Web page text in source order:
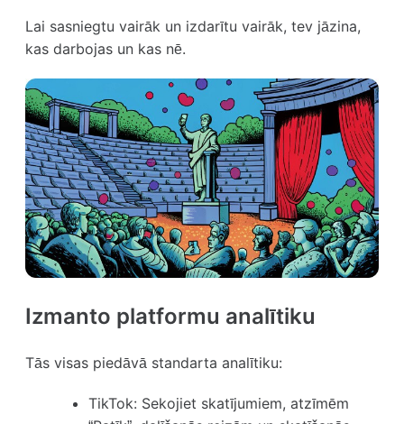
Lai sasniegtu vairāk un izdarītu vairāk, tev jāzina,
kas darbojas un kas nē.
Izmanto platformu analītiku
Tās visas piedāvā standarta analītiku:
TikTok: Sekojiet skatījumiem, atzīmēm